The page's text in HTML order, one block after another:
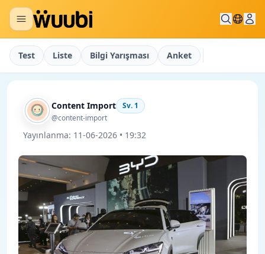
Test Liste Bilgi Yarışması Anket
Content Import Sv. 1
@content-import
Yayınlanma: 11-06-2026 • 19:32